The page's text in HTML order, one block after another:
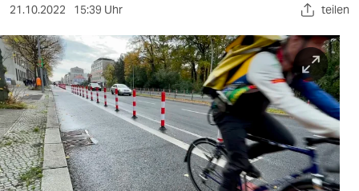
sport
berlin
nord
wahrheit
21.10.2022 15:39 Uhr teilen